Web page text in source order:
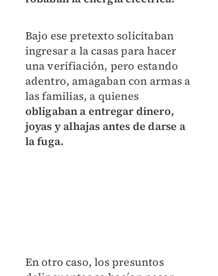
Bajo ese pretexto solicitaban
ingresar a la casas para hacer
una verifiación, pero estando
adentro, amagaban con armas a
las familias, a quienes
obligaban a entregar dinero,
joyas y alhajas antes de darse a
la fuga.
En otro caso, los presuntos